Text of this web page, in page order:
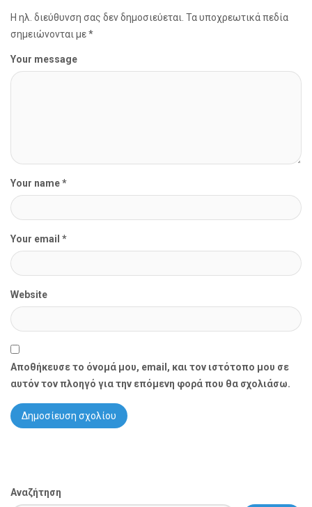
Η ηλ. διεύθυνση σας δεν δημοσιεύεται. Τα υποχρεωτικά πεδία
σημειώνονται με*
Your message
Your name *
Your email *
Website
Αποθήκευσε το όνομά μου, email, και τον ιστότοπο μου σε
αυτόν τον πλοηγό για την επόμενη φορά που θα σχολιάσω.
Αναζήτηση